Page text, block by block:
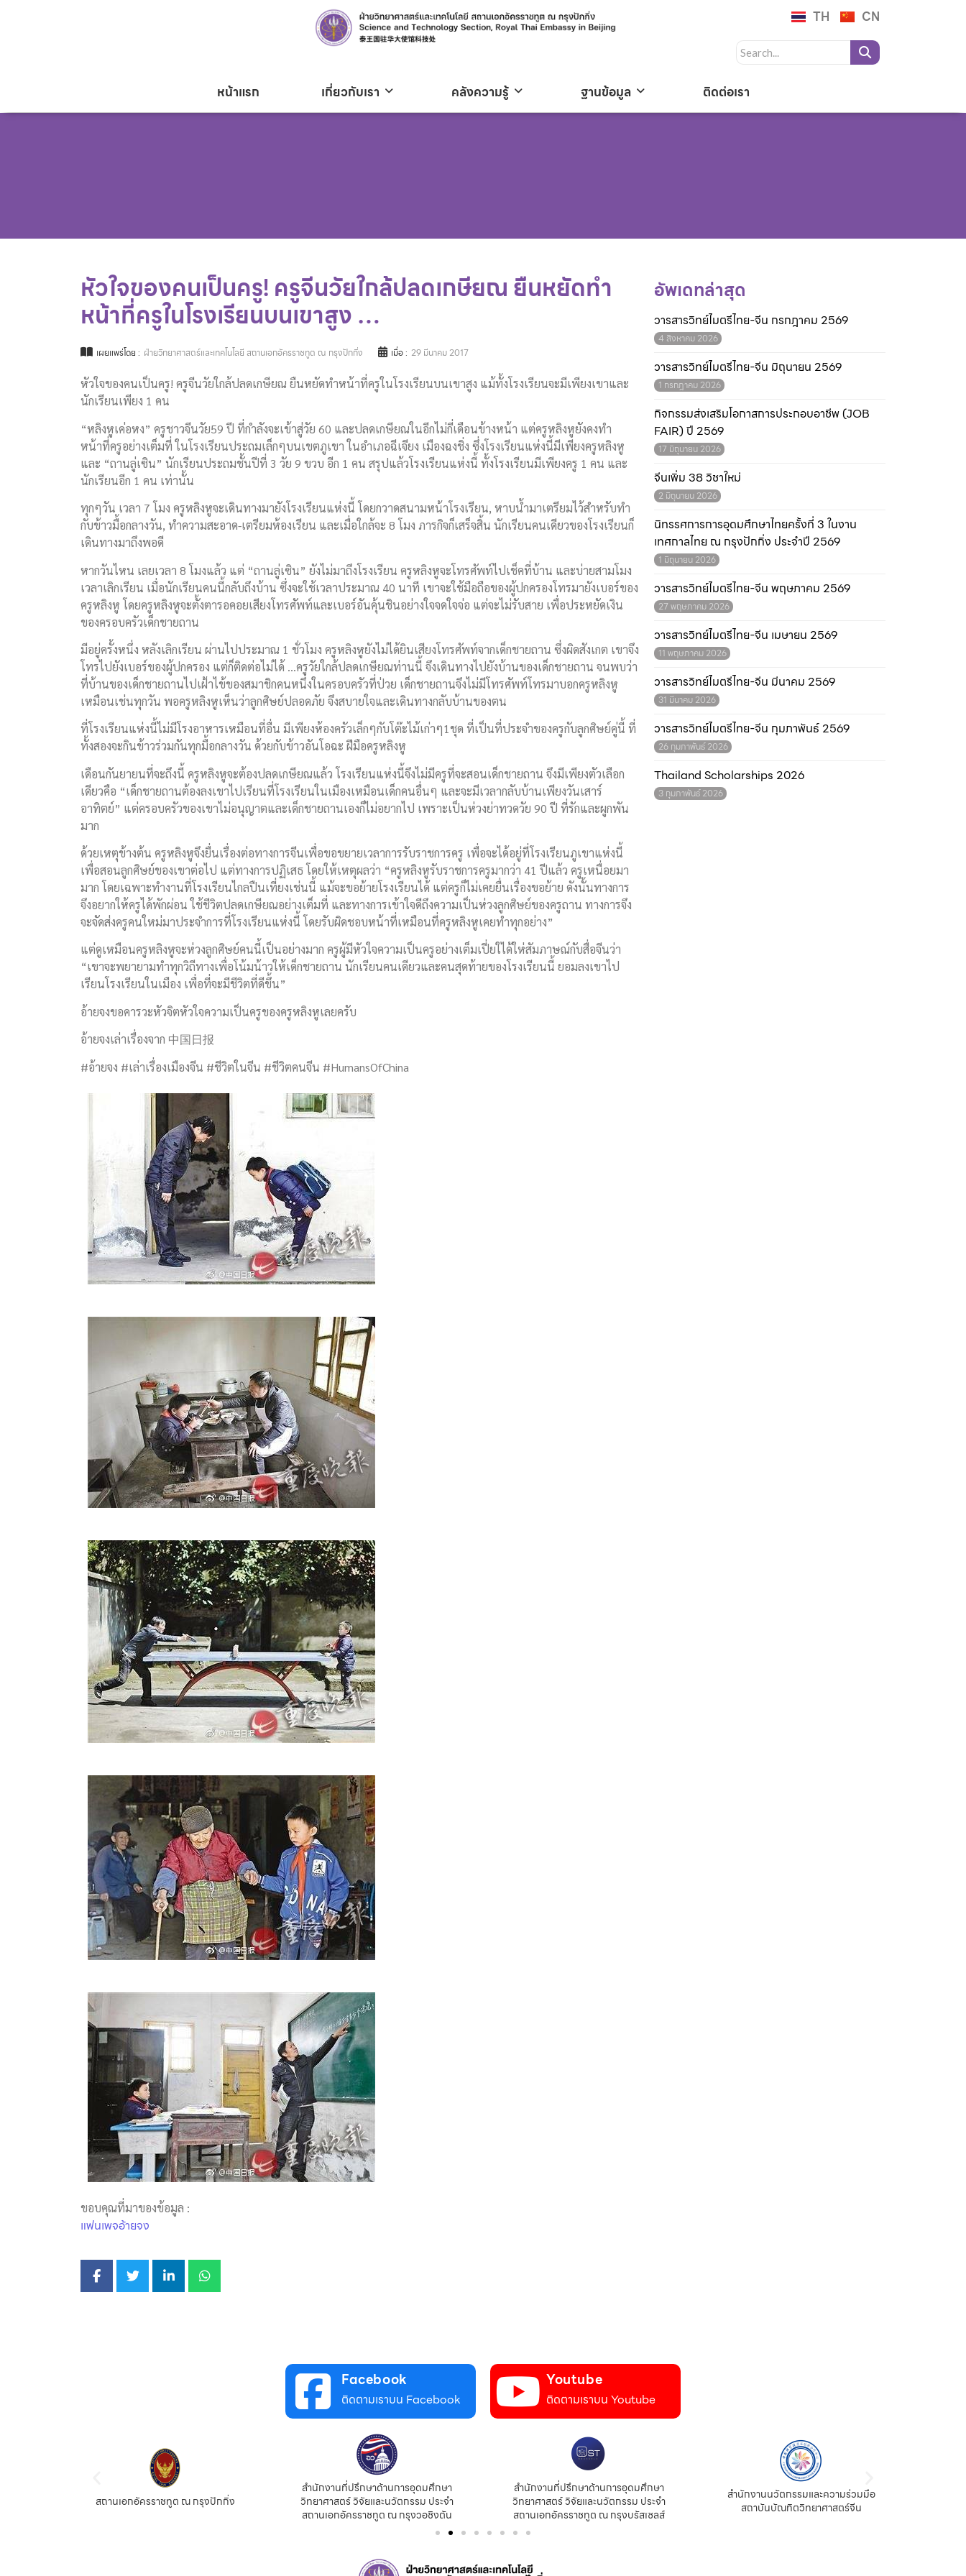
TH CN
หน้าแรก เกี่ยวกับเรา คลังความรู้ ฐานข้อมูล ติดต่อเรา
หัวใจของคนเป็นครู! ครูจีนวัยใกล้ปลดเกษียณ ยืนหยัดทำ
หน้าที่ครูในโรงเรียนบนเขาสูง …
เผยแพร่โดย : ฝ่ายวิทยาศาสตร์และเทคโนโลยี สถานเอกอัครราชทูต ณ กรุงปักกิ่ง เมื่อ : 29 มีนาคม 2017
หัวใจของคนเป็นครู! ครูจีนวัยใกล้ปลดเกษียณ ยืนหยัดทำหน้าที่ครูในโรงเรียนบนเขาสูง แม้ทั้งโรงเรียนจะมีเพียงเขาและ
นักเรียนเพียง 1 คน
“หลิงหูเค่อหง” ครูชาวจีนวัย59 ปี ที่กำลังจะเข้าสู่วัย 60 และปลดเกษียณในอีกไม่กี่เดือนข้างหน้า แต่ครูหลิงหูยังคงทำ
หน้าที่ครูอย่างเต็มที่ ในโรงเรียนประถมเล็กๆบนเขตภูเขา ในอำเภอฉีเจียง เมืองฉงชิ่ง ซึ่งโรงเรียนแห่งนี้มีเพียงครูหลิงหู
และ “ถานลู่เซิน” นักเรียนประถมชั้นปีที่ 3 วัย 9 ขวบ อีก 1 คน สรุปแล้วโรงเรียนแห่งนี้ ทั้งโรงเรียนมีเพียงครู 1 คน และ
นักเรียนอีก 1 คน เท่านั้น
ทุกๆวัน เวลา 7 โมง ครูหลิงหูจะเดินทางมายังโรงเรียนแห่งนี้ โดยกวาดสนามหน้าโรงเรียน, หาบน้ำมาเตรียมไว้สำหรับทำ
กับข้าวมื้อกลางวัน, ทำความสะอาด-เตรียมห้องเรียน และเมื่อใกล้จะ 8 โมง ภารกิจก็เสร็จสิ้น นักเรียนคนเดียวของโรงเรียนก็
เดินทางมาถึงพอดี
หากวันไหน เลยเวลา 8 โมงแล้ว แต่ “ถานลู่เซิน” ยังไม่มาถึงโรงเรียน ครูหลิงหูจะโทรศัพท์ไปเช็คที่บ้าน และบ่ายสามโมง
เวลาเลิกเรียน เมื่อนักเรียนคนนี้กลับถึงบ้าน ซึ่งจะใช้เวลาประมาณ 40 นาที เขาจะใช้มือถือของผู้ปกครองโทรมายังเบอร์ของ
ครูหลิงหู โดยครูหลิงหูจะตั้งตารอคอยเสียงโทรศัพท์และเบอร์อันคุ้นชินอย่างใจจดใจจ่อ แต่จะไม่รับสาย เพื่อประหยัดเงิน
ของครอบครัวเด็กชายถาน
มีอยู่ครั้งหนึ่ง หลังเลิกเรียน ผ่านไปประมาณ 1 ชั่วโมง ครูหลิงหูยังไม่ได้ยินเสียงโทรศัพท์จากเด็กชายถาน ซึ่งผิดสังเกต เขาจึง
โทรไปยังเบอร์ของผู้ปกครอง แต่ก็ติดต่อไม่ได้ …ครูวัยใกล้ปลดเกษียณท่านนี้ จึงเดินทางไปยังบ้านของเด็กชายถาน จนพบว่า
ที่บ้านของเด็กชายถานไปเฝ้าไข้ของสมาชิกคนหนึ่งในครอบครัวที่ป่วย เด็กชายถานจึงไม่มีโทรศัพท์โทรมาบอกครูหลิงหู
เหมือนเช่นทุกวัน พอครูหลิงหูเห็นว่าลูกศิษย์ปลอดภัย จึงสบายใจและเดินทางกลับบ้านของตน
ที่โรงเรียนแห่งนี้ไม่มีโรงอาหารเหมือนที่อื่น มีเพียงห้องครัวเล็กๆกับโต๊ะไม้เก่าๆ1ชุด ที่เป็นที่ประจำของครูกับลูกศิษย์คู่นี้ ที่
ทั้งสองจะกินข้าวร่วมกันทุกมื้อกลางวัน ด้วยกับข้าวอันโอฉะ ฝีมือครูหลิงหู
เดือนกันยายนที่จะถึงนี้ ครูหลิงหูจะต้องปลดเกษียณแล้ว โรงเรียนแห่งนี้จึงไม่มีครูที่จะสอนเด็กชายถาน จึงมีเพียงตัวเลือก
เดียวคือ “เด็กชายถานต้องลงเขาไปเรียนที่โรงเรียนในเมืองเหมือนเด็กคนอื่นๆ และจะมีเวลากลับบ้านเพียงวันเสาร์
อาทิตย์” แต่ครอบครัวของเขาไม่อนุญาตและเด็กชายถานเองก็ไม่อยากไป เพราะเป็นห่วงย่าทวดวัย 90 ปี ที่รักและผูกพัน
มาก
ด้วยเหตุข้างต้น ครูหลิงหูจึงยื่นเรื่องต่อทางการจีนเพื่อขอขยายเวลาการรับราชการครู เพื่อจะได้อยู่ที่โรงเรียนภูเขาแห่งนี้
เพื่อสอนลูกศิษย์ของเขาต่อไป แต่ทางการปฏิเสธ โดยให้เหตุผลว่า “ครูหลิงหูรับราชการครูมากว่า 41 ปีแล้ว ครูเหนื่อยมา
มาก โดยเฉพาะทำงานที่โรงเรียนไกลปืนเที่ยงเช่นนี้ แม้จะขอย้ายโรงเรียนได้ แต่ครูก็ไม่เคยยื่นเรื่องขอย้าย ดังนั้นทางการ
จึงอยากให้ครูได้พักผ่อน ใช้ชีวิตปลดเกษียณอย่างเต็มที่ และทางการเข้าใจดีถึงความเป็นห่วงลูกศิษย์ของครูถาน ทางการจึง
จะจัดส่งครูคนใหม่มาประจำการที่โรงเรียนแห่งนี้ โดยรับผิดชอบหน้าที่เหมือนที่ครูหลิงหูเคยทำทุกอย่าง”
แต่ดูเหมือนครูหลิงหูจะห่วงลูกศิษย์คนนี้เป็นอย่างมาก ครูผู้มีหัวใจความเป็นครูอย่างเต็มเปี่ยใได้ให่สัมภาษณ์กับสื่อจีนว่า
“เขาจะพยายามทำทุกวิถีทางเพื่อโน้มน้าวให้เด็กชายถาน นักเรียนคนเดียวและคนสุดท้ายของโรงเรียนนี้ ยอมลงเขาไป
เรียนโรงเรียนในเมือง เพื่อที่จะมีชีวิตที่ดีขึ้น”
อ้ายจงขอคารวะหัวจิตหัวใจความเป็นครูของครูหลิงหูเลยครับ
อ้ายจงเล่าเรื่องจาก 中国日报
#อ้ายจง #เล่าเรื่องเมืองจีน #ชีวิตในจีน #ชีวิตคนจีน #HumansOfChina
ขอบคุณที่มาของข้อมูล :
แฟนเพจอ้ายจง
อัพเดทล่าสุด
วารสารวิทย์ไมตรีไทย-จีน กรกฎาคม 2569
4 สิงหาคม 2026
วารสารวิทย์ไมตรีไทย-จีน มิถุนายน 2569
1 กรกฎาคม 2026
กิจกรรมส่งเสริมโอกาสการประกอบอาชีพ (JOB
FAIR) ปี 2569
17 มิถุนายน 2026
จีนเพิ่ม 38 วิชาใหม่
2 มิถุนายน 2026
นิทรรศการการอุดมศึกษาไทยครั้งที่ 3 ในงาน
เทศกาลไทย ณ กรุงปักกิ่ง ประจำปี 2569
1 มิถุนายน 2026
วารสารวิทย์ไมตรีไทย-จีน พฤษภาคม 2569
27 พฤษภาคม 2026
วารสารวิทย์ไมตรีไทย-จีน เมษายน 2569
11 พฤษภาคม 2026
วารสารวิทย์ไมตรีไทย-จีน มีนาคม 2569
31 มีนาคม 2026
วารสารวิทย์ไมตรีไทย-จีน กุมภาพันธ์ 2569
26 กุมภาพันธ์ 2026
Thailand Scholarships 2026
3 กุมภาพันธ์ 2026
Facebook
ติดตามเราบน Facebook
Youtube
ติดตามเราบน Youtube
สถานเอกอัครราชทูต ณ กรุงปักกิ่ง
สำนักงานที่ปรึกษาด้านการอุดมศึกษา
วิทยาศาสตร์ วิจัยและนวัตกรรม ประจำ
สถานเอกอัครราชทูต ณ กรุงวอชิงตัน
สำนักงานที่ปรึกษาด้านการอุดมศึกษา
วิทยาศาสตร์ วิจัยและนวัตกรรม ประจำ
สถานเอกอัครราชทูต ณ กรุงบรัสเซลส์
สำนักงานนวัตกรรมและความร่วมมือ
สถาบันบัณทิตวิทยาศาสตร์จีน